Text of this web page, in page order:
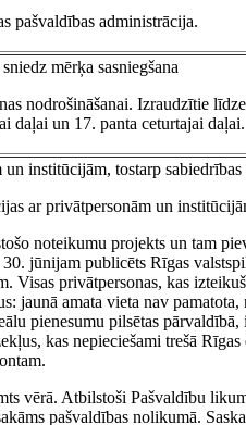
pašvaldības administrācija.
mērķa sasniegšana
nodrošināšanai. Izraudzītie
daļai un 17. panta ceturtajai daļai.
institūcijām, tostarp
ar privātpersonām un
noteikumu projekts un tam
jūnijam publicēts Rīgas
privātpersonas, kas
jaunā amata vieta nav
pienesumu pilsētas
kas nepieciešami trešā
vērā. Atbilstoši Pašvaldību
pašvaldības nolikumā.